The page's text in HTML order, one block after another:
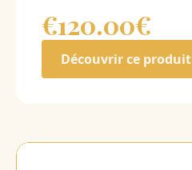
€120.00€
Découvrir ce produit